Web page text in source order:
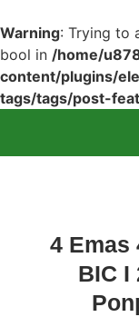
Warning: Trying to
bool in /home/
content/plugins/
tags/tags/post-
4 Emas
BIC I